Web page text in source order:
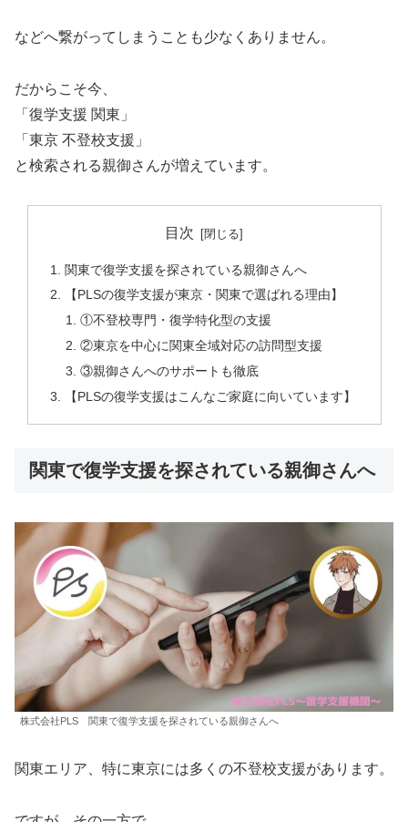
などへ繋がってしまうことも少なくありません。
だからこそ今、
「復学支援 関東」
「東京 不登校支援」
と検索される親御さんが増えています。
目次
関東で復学支援を探されている親御さんへ
【PLSの復学支援が東京・関東で選ばれる理由】
①不登校専門・復学特化型の支援
②東京を中心に関東全域対応の訪問型支援
③親御さんへのサポートも徹底
【PLSの復学支援はこんなご家庭に向いています】
関東で復学支援を探されている親御さんへ
株式会社PLS 関東で復学支援を探されている親御さんへ
関東エリア、特に東京には多くの不登校支援があります。